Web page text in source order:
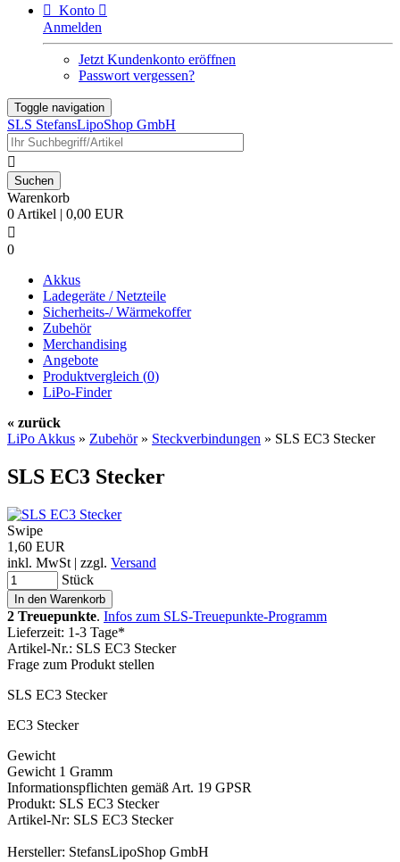
 Konto 
Anmelden
Jetzt Kundenkonto eröffnen
Passwort vergessen?
Toggle navigation
SLS StefansLipoShop GmbH

Warenkorb
0 Artikel | 0,00 EUR

0
Akkus
Ladegeräte / Netzteile
Sicherheits-/ Wärmekoffer
Zubehör
Merchandising
Angebote
Produktvergleich (0)
LiPo-Finder
« zurück
LiPo Akkus » Zubehör» Steckverbindungen » SLS EC3 Stecker
SLS EC3 Stecker
Swipe
1,60 EUR
inkl. MwSt | zzgl. Versand
Stück
2 Treuepunkte. Infos zum SLS-Treuepunkte-Programm
Lieferzeit: 1-3 Tage*
Artikel-Nr.: SLS EC3 Stecker
Frage zum Produkt stellen
SLS EC3 Stecker
EC3 Stecker
Gewicht
Gewicht 1 Gramm
Informationspflichten gemäß Art. 19 GPSR
Produkt: SLS EC3 Stecker
Artikel-Nr: SLS EC3 Stecker
Hersteller: StefansLipoShop GmbH